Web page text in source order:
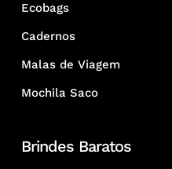
Ecobags
Cadernos
Malas de Viagem
Mochila Saco
Brindes Baratos